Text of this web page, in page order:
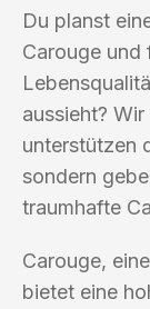
Du planst
Carouge
aussieht?
unterstützen
sondern
traumhafte
Carouge,
bietet eine